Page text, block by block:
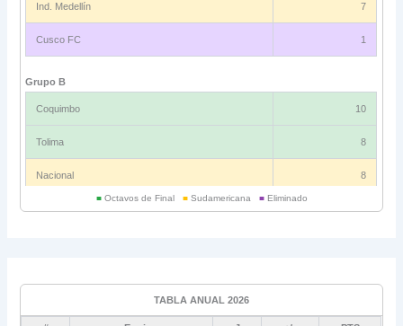
Ind. Medellín 7
Cusco FC 1
Grupo B
Coquimbo 10
Tolima 8
Nacional 8
■Octavos de Final ■Sudamericana ■Eliminado
TABLA ANUAL 2026